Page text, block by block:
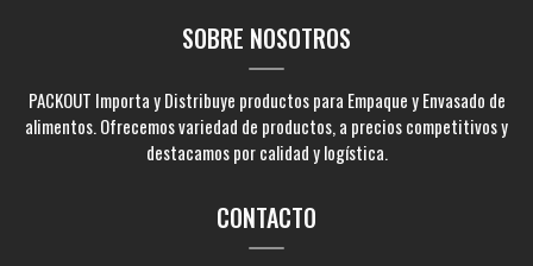
SOBRE NOSOTROS
PACKOUT Importa y Distribuye productos para Empaque y Envasado de
alimentos. Ofrecemos variedad de productos, a precios competitivos y
destacamos por calidad y logística.
CONTACTO